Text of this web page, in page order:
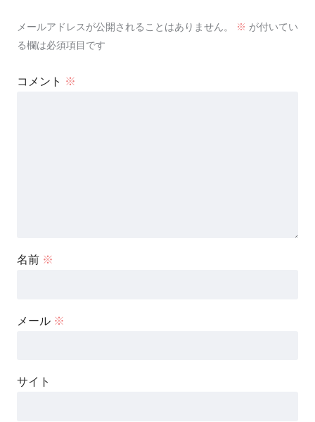
メールアドレスが公開されることはありません。 ※ が付いてい
る欄は必須項目です
コメント ※
名前 ※
メール ※
サイト